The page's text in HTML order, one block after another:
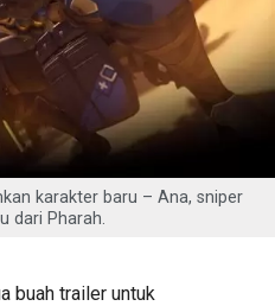
karakter baru – Ana, sniper
dari Pharah.
buah trailer untuk